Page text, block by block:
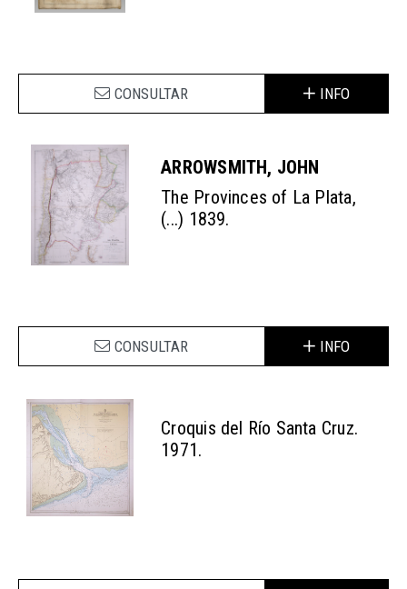
CONSULTAR INFO
ARROWSMITH, JOHN
The Provinces of La Plata,
(...) 1839.
CONSULTAR INFO
Croquis del Río Santa Cruz.
1971.